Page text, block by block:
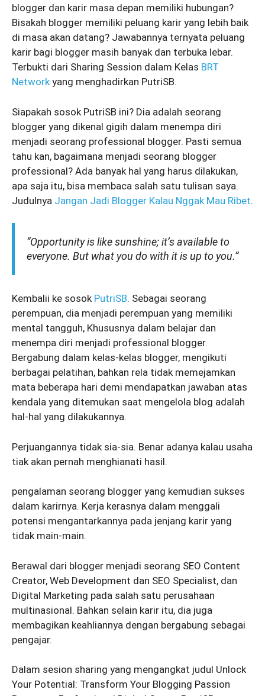
blogger dan karir masa depan memiliki hubungan?
Bisakah blogger memiliki peluang karir yang lebih baik
di masa akan datang? Jawabannya ternyata peluang
karir bagi blogger masih banyak dan terbuka lebar.
Terbukti dari Sharing Session dalam Kelas BRT
Networkyang menghadirkan PutriSB.
Siapakah sosok PutriSB ini? Dia adalah seorang
blogger yang dikenal gigih dalam menempa diri
menjadi seorang professional blogger. Pasti semua
tahu kan, bagaimana menjadi seorang blogger
professional? Ada banyak hal yang harus dilakukan,
apa saja itu, bisa membaca salah satu tulisan saya.
Judulnya Jangan Jadi Blogger Kalau Nggak Mau Ribet.
“Opportunity is like sunshine; it’s available to
everyone. But what you do with it is up to you.”
Kembalii ke sosok PutriSB. Sebagai seorang
perempuan, dia menjadi perempuan yang memiliki
mental tangguh, Khususnya dalam belajar dan
menempa diri menjadi professional blogger.
Bergabung dalam kelas-kelas blogger, mengikuti
berbagai pelatihan, bahkan rela tidak memejamkan
mata beberapa hari demi mendapatkan jawaban atas
kendala yang ditemukan saat mengelola blog adalah
hal-hal yang dilakukannya.
Perjuangannya tidak sia-sia. Benar adanya kalau usaha
tiak akan pernah menghianati hasil.
pengalaman seorang blogger yang kemudian sukses
dalam karirnya. Kerja kerasnya dalam menggali
potensi mengantarkannya pada jenjang karir yang
tidak main-main.
Berawal dari blogger menjadi seorang SEO Content
Creator, Web Development dan SEO Specialist, dan
Digital Marketing pada salah satu perusahaan
multinasional. Bahkan selain karir itu, dia juga
membagikan keahliannya dengan bergabung sebagai
pengajar.
Dalam sesion sharing yang mengangkat judul Unlock
Your Potential: Transform Your Blogging Passion